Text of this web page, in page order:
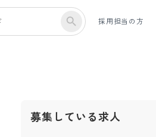
採用担当の方
募集している求人